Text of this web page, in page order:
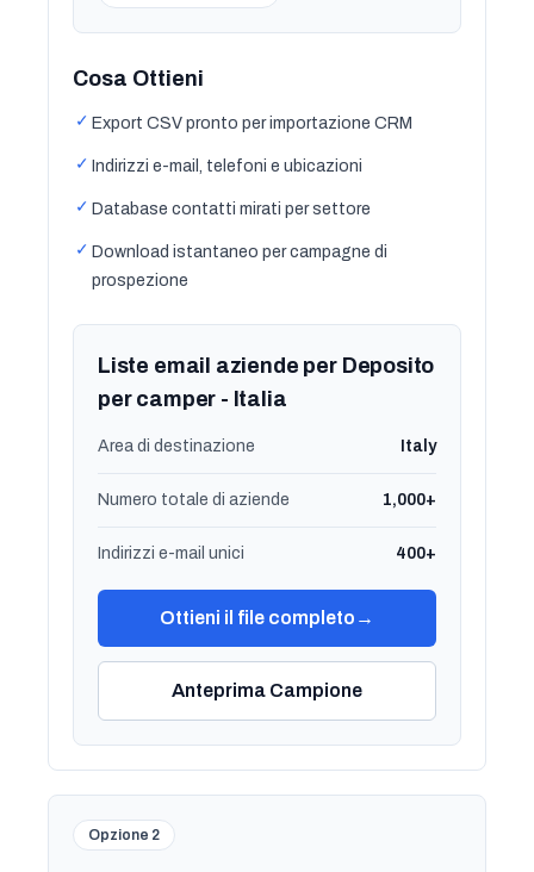
Cosa Ottieni
✓ Export CSV pronto per importazione CRM
✓ Indirizzi e-mail, telefoni e ubicazioni
✓ Database contatti mirati per settore
✓ Download istantaneo per campagne di
prospezione
Liste email aziende per Deposito
per camper - Italia
Area di destinazione Italy
Numero totale di aziende 1,000+
Indirizzi e-mail unici 400+
Ottieni il file completo →
Anteprima Campione
Opzione 2